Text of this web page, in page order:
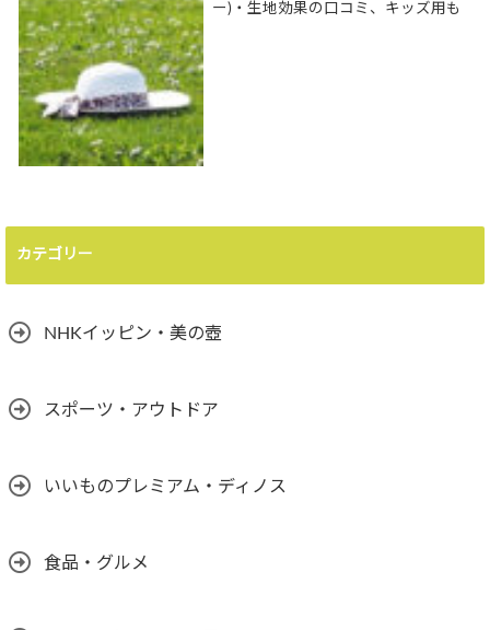
ー)・生地効果の口コミ、キッズ用も
カテゴリー
NHKイッピン・美の壺
スポーツ・アウトドア
いいものプレミアム・ディノス
食品・グルメ